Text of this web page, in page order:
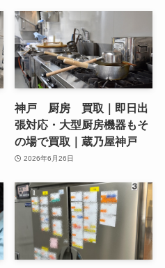
神戸 厨房 買取｜即日出
張対応・大型厨房機器もそ
の場で買取｜蔵乃屋神戸
2026年6月26日